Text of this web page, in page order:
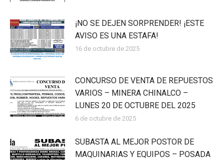
¡NO SE DEJEN SORPRENDER! ¡ESTE
AVISO ES UNA ESTAFA!
16 de octubre de 2025
CONCURSO DE VENTA DE REPUESTOS
VARIOS – MINERA CHINALCO –
LUNES 20 DE OCTUBRE DEL 2025
6 de octubre de 2025
SUBASTA AL MEJOR POSTOR DE
MAQUINARIAS Y EQUIPOS – POSADA